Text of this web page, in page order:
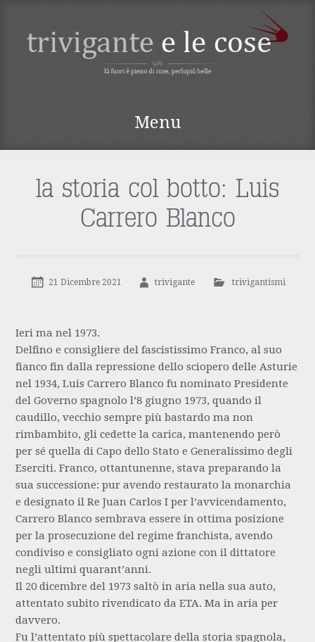
TRIVIGANTE E LE
Menu
contenuto
la storia col botto: Luis
Carrero Blanco
21 Dicembre 2021 trivigante trivigantismi
Ieri ma nel 1973.
Delfino e consigliere del fascistissimo Franco, al suo
fianco fin dalla repressione dello sciopero delle Asturie
nel 1934, Luis Carrero Blanco fu nominato Presidente
del Governo spagnolo l’8 giugno 1973, quando il
caudillo, vecchio sempre più bastardo ma non
rimbambito, gli cedette la carica, mantenendo però
per sé quella di Capo dello Stato e Generalissimo degli
Eserciti. Franco, ottantunenne, stava preparando la
sua successione: pur avendo restaurato la monarchia
e designato il Re Juan Carlos I per l’avvicendamento,
Carrero Blanco sembrava essere in ottima posizione
per la prosecuzione del regime franchista, avendo
condiviso e consigliato ogni azione con il dittatore
negli ultimi quarant’anni.
Il 20 dicembre del 1973 saltò in aria nella sua auto,
attentato subito rivendicato da ETA. Ma in aria per
davvero.
Fu l’attentato più spettacolare della storia spagnola,